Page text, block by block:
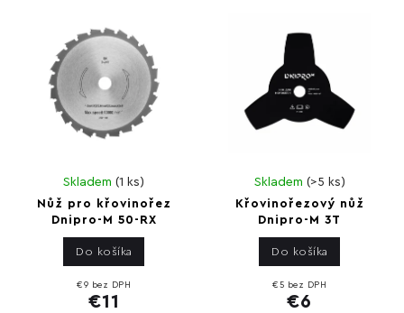
Nůž pro křovinořez
Dnipro-M 50-RX
Skladem(1 ks)
€9 bez DPH
€11
Do košíka
Křovinořezový nůž
Dnipro-M 3T
Skladem (>5 ks)
€5 bez DPH
€6
Do košíka